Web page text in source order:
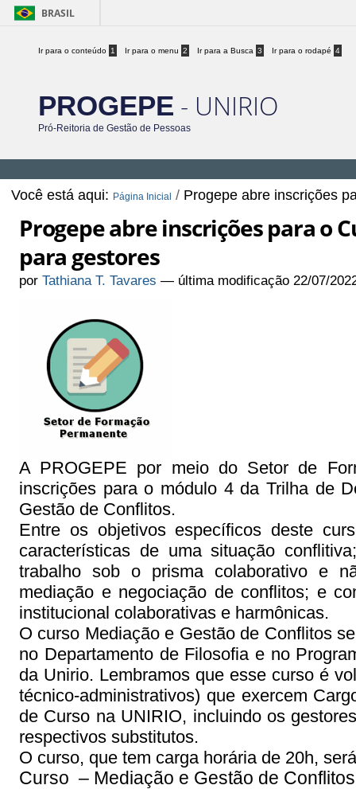
BRASIL
Ir para o conteúdo 1 Ir para o menu 2 Ir para a Busca 3 Ir para o rodapé 4
PROGEPE - UNIRIO
Pró-Reitoria de Gestão de Pessoas
Você está aqui: Página Inicial / Progepe abre inscrições
Progepe abre inscrições para o
para gestores
porTathiana T. Tavares — última modificação 22/07/
A PROGEPE por meio do Setor de
inscrições para o módulo 4 da Trilha de
Gestão de Conflitos.
Entre os objetivos específicos deste
características de uma situação
trabalho sob o prisma colaborativo e
mediação e negociação de conflitos; e
institucional colaborativas e harmônicas.
O curso Mediação e Gestão de Conflitos
no Departamento de Filosofia e no
da Unirio. Lembramos que esse curso é
técnico-administrativos) que exercem
de Curso na UNIRIO, incluindo os
respectivos substitutos.
O curso, que tem carga horária de 20h,
Curso – Mediação e Gestão de